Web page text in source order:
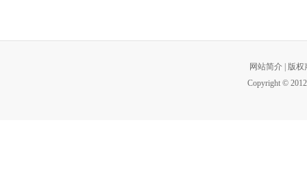
网站简介
版权
Copyright ©